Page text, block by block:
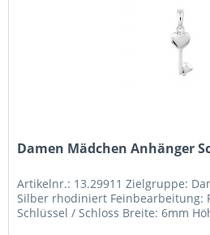
Damen Mädchen Anhänger
Artikelnr.: 13.29911 Zielgruppe:
Silber rhodiniert Feinbearbeitung:
Schlüssel / Schloss Breite: 6mm